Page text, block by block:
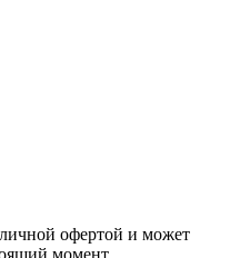
офертой и может
момент